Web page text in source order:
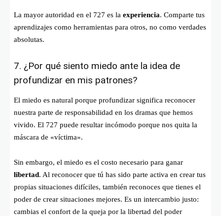
La mayor autoridad en el 727 es la experiencia. Comparte tus
aprendizajes como herramientas para otros, no como verdades
absolutas.
7. ¿Por qué siento miedo ante la idea de
profundizar en mis patrones?
El miedo es natural porque profundizar significa reconocer
nuestra parte de responsabilidad en los dramas que hemos
vivido. El 727 puede resultar incómodo porque nos quita la
máscara de «víctima».
Sin embargo, el miedo es el costo necesario para ganar
libertad. Al reconocer que tú has sido parte activa en crear tus
propias situaciones difíciles, también reconoces que tienes el
poder de crear situaciones mejores. Es un intercambio justo:
cambias el confort de la queja por la libertad del poder